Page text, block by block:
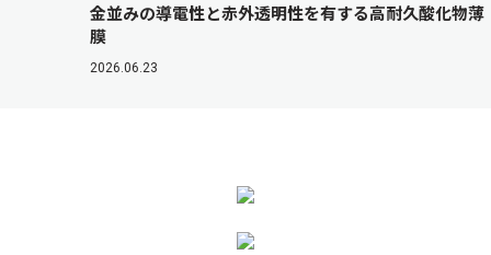
金並みの導電性と赤外透明性を有する高耐久酸化物薄
膜
2026.06.23